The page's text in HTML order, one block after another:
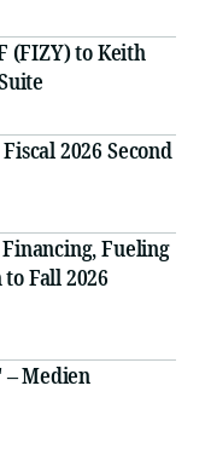
(FIZY) to Keith
2026 Second
Fueling
Fall 2026
Medien